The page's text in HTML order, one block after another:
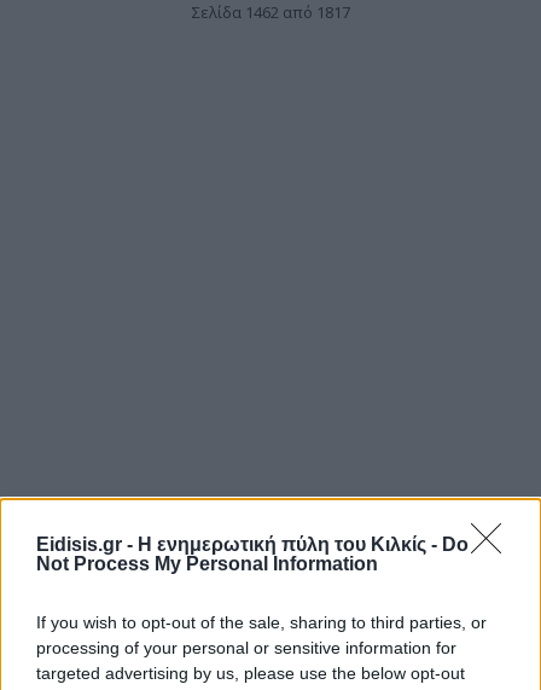
Eidisis.gr - Η ενημερωτική πύλη του Κιλκίς - Do
Not Process My Personal Information
If you wish to opt-out of the sale, sharing to third parties, or
processing of your personal or sensitive information for
targeted advertising by us, please use the below opt-out
Σελίδα 1462 από 1817